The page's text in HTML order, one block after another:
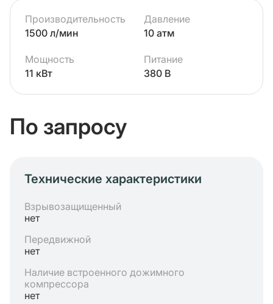
Производительность
1500 л/мин
Давление
10 атм
Мощность
11 кВт
Питание
380 В
По запросу
Технические характеристики
Взрывозащищенный
нет
Передвижной
нет
Наличие встроенного дожимного
компрессора
нет